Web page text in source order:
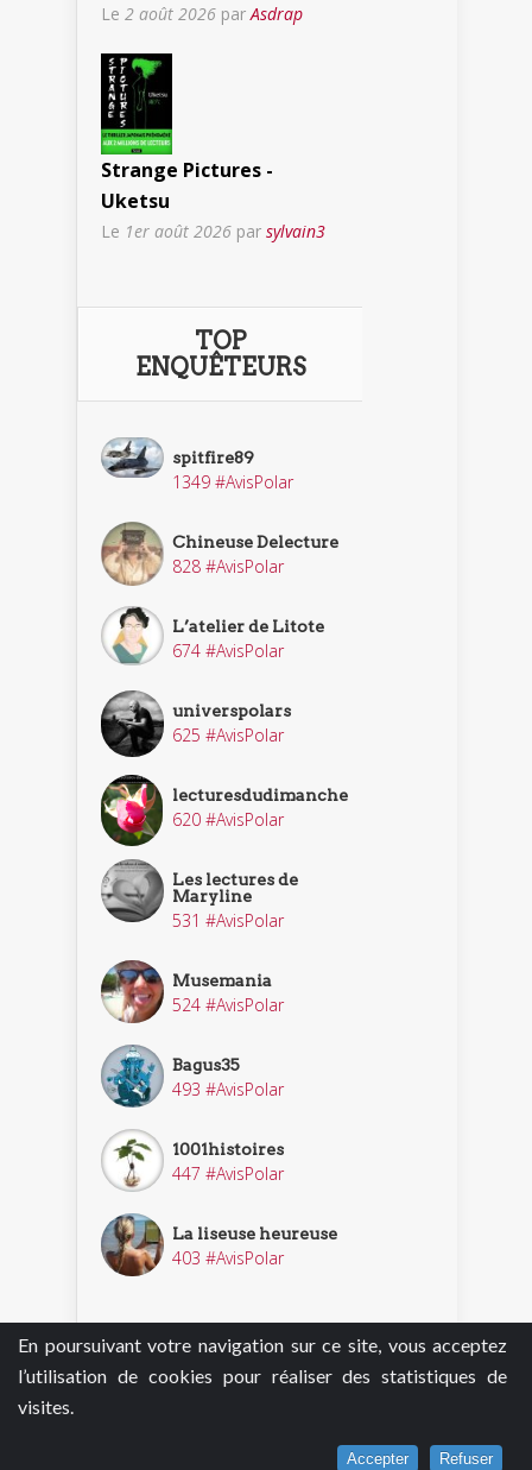
En poursuivant votre navigation sur ce site, vous acceptez
l’utilisation de cookies pour réaliser des statistiques de
visites.
Accepter Refuser
Le 2 août 2026 par Asdrap
Strange Pictures -
Uketsu
Le 1er août 2026 par sylvain3
TOP
ENQUÊTEURS
spitfire89
1349 #AvisPolar
Chineuse Delecture
828 #AvisPolar
L’atelier de Litote
674 #AvisPolar
universpolars
625 #AvisPolar
lecturesdudimanche
620 #AvisPolar
Les lectures de
Maryline
531 #AvisPolar
Musemania
524 #AvisPolar
Bagus35
493 #AvisPolar
1001histoires
447 #AvisPolar
La liseuse heureuse
403 #AvisPolar
Découvrir nos enquêteurs